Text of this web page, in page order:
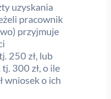
uzyskania
pracownik
przyjmuje
250 zł, lub
300 zł, o ile
wniosek o ich